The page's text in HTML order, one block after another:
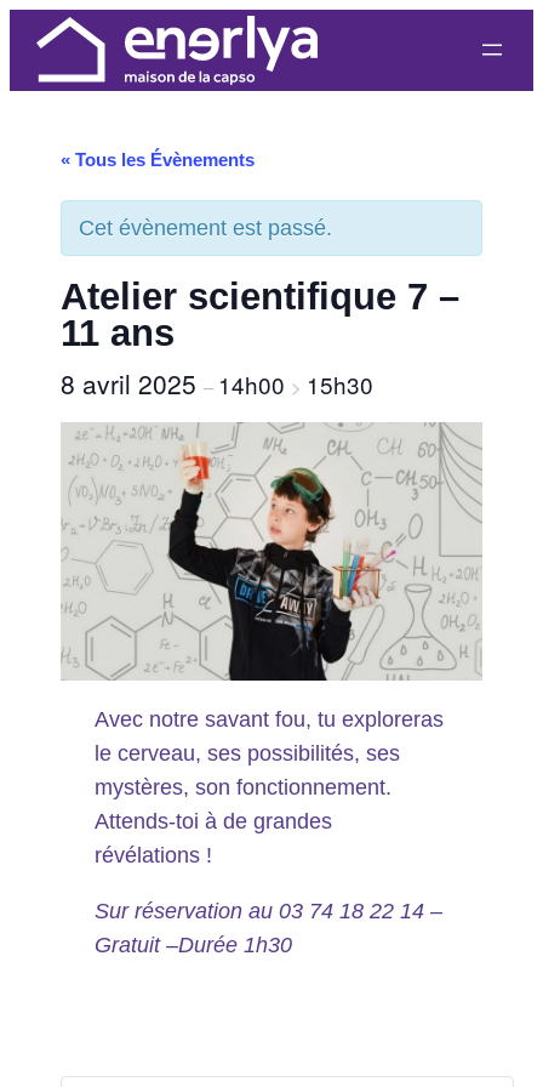
« Tous les Évènements
Cet évènement est passé.
Atelier scientifique 7 –
11 ans
8 avril 2025– 14h00 > 15h30
Avec notre savant fou, tu exploreras
le cerveau, ses possibilités, ses
mystères, son fonctionnement.
Attends-toi à de grandes
révélations !
Sur réservation au 03 74 18 22 14 –
Gratuit –Durée 1h30